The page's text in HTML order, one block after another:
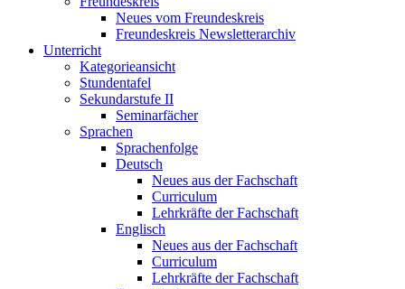
Neues vom Freundeskreis
Freundeskreis Newsletterarchiv
Unterricht
Kategorieansicht
Stundentafel
Sekundarstufe II
Seminarfächer
Sprachen
Sprachenfolge
Deutsch
Neues aus der Fachschaft
Curriculum
Lehrkräfte der Fachschaft
Englisch
Neues aus der Fachschaft
Curriculum
Lehrkräfte der Fachschaft